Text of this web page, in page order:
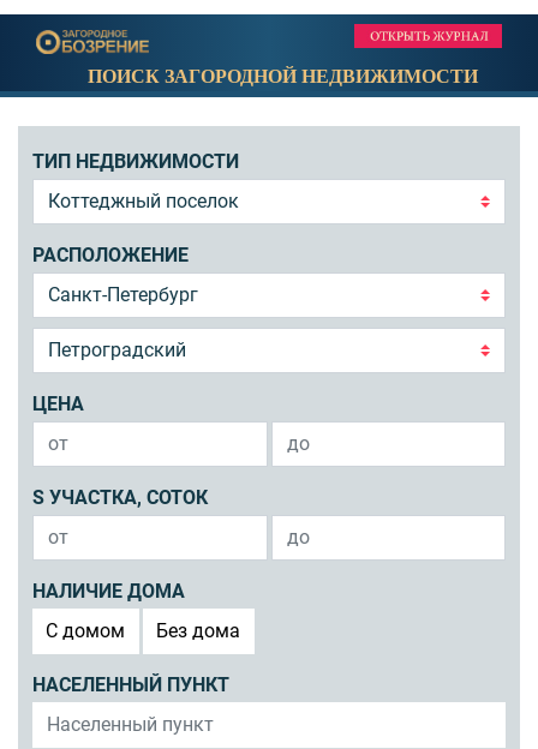
ПОИСК ЗАГОРОДНОЙ НЕДВИЖИМОСТИ
ТИП НЕДВИЖИМОСТИ
РАСПОЛОЖЕНИЕ
ЦЕНА
S УЧАСТКА, СОТОК
НАЛИЧИЕ ДОМА
C домом
Без дома
НАСЕЛЕННЫЙ ПУНКТ